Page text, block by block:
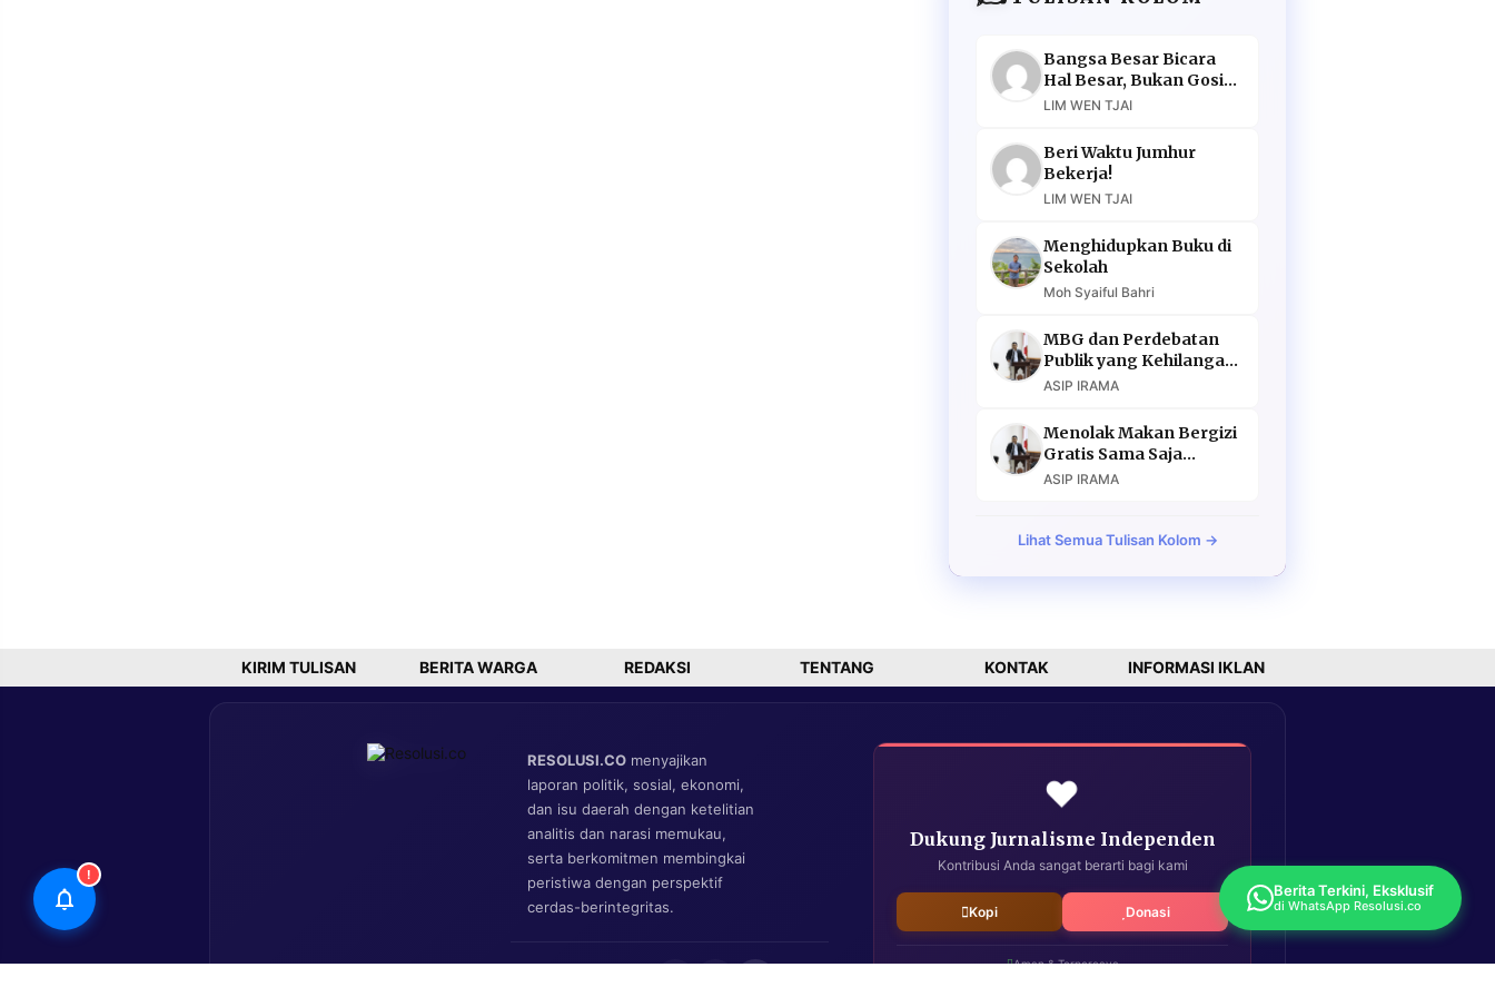
Bangsa Besar Bicara
Hal Besar, Bukan Gosip
Murahan
LIM WEN TJAI
Beri Waktu Jumhur
Bekerja!
LIM WEN TJAI
Menghidupkan Buku di
Sekolah
Moh Syaiful Bahri
MBG dan Perdebatan
Publik yang Kehilangan
Argumen
ASIP IRAMA
Menolak Makan Bergizi
Gratis Sama Saja
Menolak Masa Depan
ASIP IRAMA
Lihat Semua Tulisan Kolom →
KIRIM TULISAN BERITA WARGA REDAKSI TENTANG KONTAK INFORMASI IKLAN
RESOLUSI.CO menyajikan
laporan politik, sosial, ekonomi,
dan isu daerah dengan ketelitian
analitis dan narasi memukau,
serta berkomitmen membingkai
peristiwa dengan perspektif
cerdas-berintegritas.
❤️
Dukung Jurnalisme Independen
Kontribusi Anda sangat berarti bagi kami
Kopi Donasi
Aman & Terpercaya
!
Berita Terkini, Eksklusif
di WhatsApp Resolusi.co